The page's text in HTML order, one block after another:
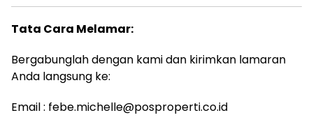
Tata Cara Melamar:
Bergabunglah dengan kami dan kirimkan lamaran
Anda langsung ke:
Email : febe.michelle@posproperti.co.id